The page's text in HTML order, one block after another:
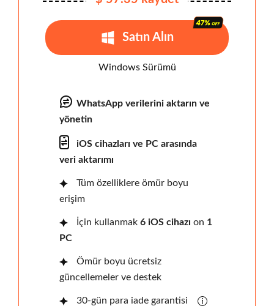
Satın Alın
Windows Sürümü
WhatsApp verilerini aktarın ve
yönetin
iOS cihazları ve PC arasında
veri aktarımı
Tüm özelliklere ömür boyu
erişim
İçin kullanmak 6 iOS cihazı on 1
PC
Ömür boyu ücretsiz
güncellemeler ve destek
30-gün para iade garantisi